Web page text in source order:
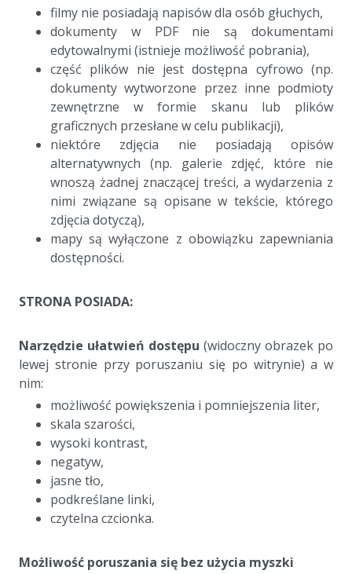
filmy nie posiadają napisów dla osób głuchych,
dokumenty w PDF nie są dokumentami
edytowalnymi (istnieje możliwość pobrania),
część plików nie jest dostępna cyfrowo (np.
dokumenty wytworzone przez inne podmioty
zewnętrzne w formie skanu lub plików
graficznych przesłane w celu publikacji),
niektóre zdjęcia nie posiadają opisów
alternatywnych (np. galerie zdjęć, które nie
wnoszą żadnej znaczącej treści, a wydarzenia z
nimi związane są opisane w tekście, którego
zdjęcia dotyczą),
mapy są wyłączone z obowiązku zapewniania
dostępności.
STRONA POSIADA:
Narzędzie ułatwień dostępu (widoczny obrazek po
lewej stronie przy poruszaniu się po witrynie) a w
nim:
możliwość powiększenia i pomniejszenia liter,
skala szarości,
wysoki kontrast,
negatyw,
jasne tło,
podkreślane linki,
czytelna czcionka.
Możliwość poruszania się bez użycia myszki